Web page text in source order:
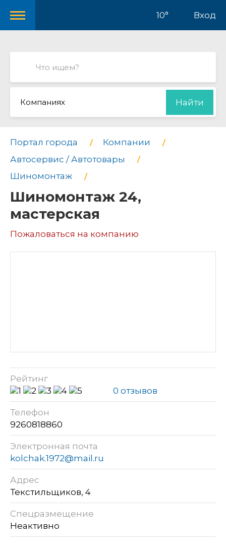
10° Вход
Компаниях Найти
Портал города
Компании
Автосервис / Автотовары
Шиномонтаж
Шиномонтаж 24,
мастерская
Пожаловаться на компанию
Рейтинг
0 отзывов
Телефон
9260818860
Электронная почта
kolchak.1972@mail.ru
Адрес
Текстильщиков, 4
Спецразмещение
Неактивно